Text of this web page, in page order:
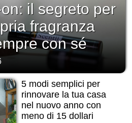
il segreto per
fragranza
con sé
5 modi semplici per
rinnovare la tua casa
nel nuovo anno con
meno di 15 dollari